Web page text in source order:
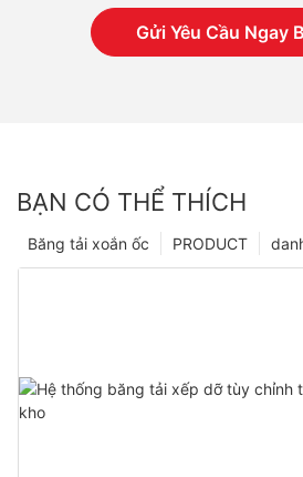
Gửi Yêu Cầu Ngay
BẠN CÓ THỂ THÍCH
PRODUCT
Băng tải xoắn ốc